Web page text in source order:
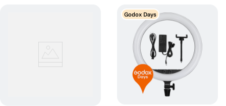
Godox Days